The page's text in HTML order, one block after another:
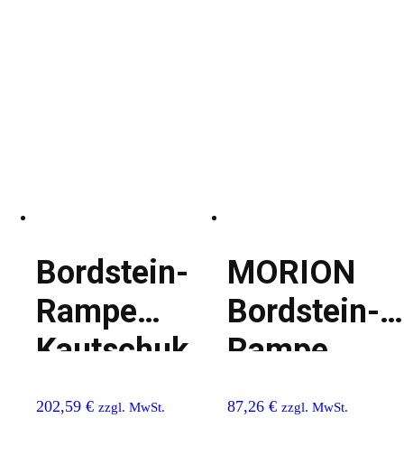
Bordstein-
Rampe
Kautschuk
202,59 € zzgl. MwSt.
MORION
Bordstein-
Rampe
87,26€ zzgl. MwSt.